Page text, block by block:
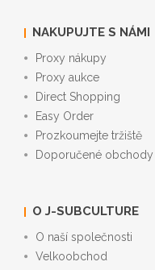
NAKUPUJTE S NÁMI
Proxy nákupy
Proxy aukce
Direct Shopping
Easy Order
Prozkoumejte tržiště
Doporučené obchody
O J-SUBCULTURE
O naší společnosti
Velkoobchod